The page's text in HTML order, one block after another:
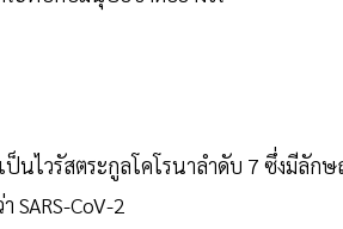
ป็นไวรัสตระกูลโคโรนาลำดับ 7 ซึ่งมีลักษ
SARS-CoV-2